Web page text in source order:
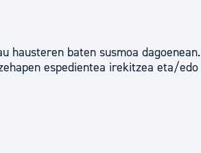
hausteren baten susmoa dagoenean.
espedientea irekitzea eta/edo